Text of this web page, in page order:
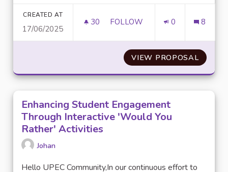
CREATED AT
17/06/2025
30 30 FOLLOWERS
FOLLOW 0 8
VIEW PROPOSAL77
Enhancing Student Engagement
Through Interactive 'Would You
Rather' Activities
Johan
Hello UPEC Community,In our continuous effort to